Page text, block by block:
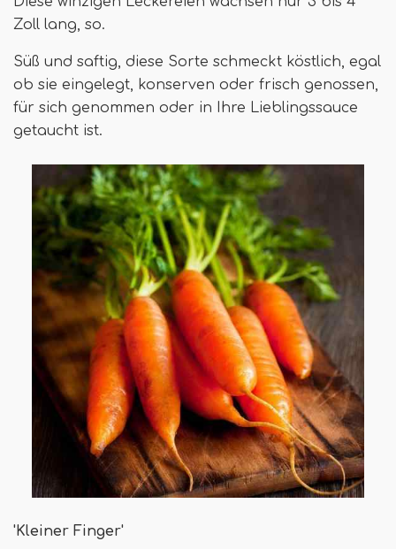
Zoll lang, so.
Süß und saftig, diese Sorte schmeckt köstlich, egal
ob sie eingelegt, konserven oder frisch genossen,
für sich genommen oder in Ihre Lieblingssauce
getaucht ist.
'Kleiner Finger'